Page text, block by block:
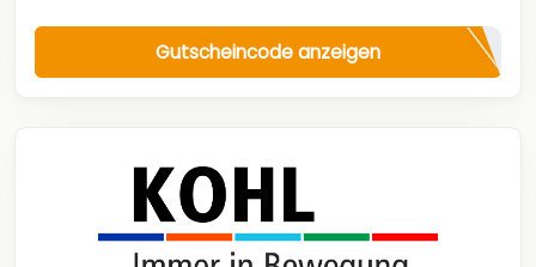
Gutscheincode anzeigen